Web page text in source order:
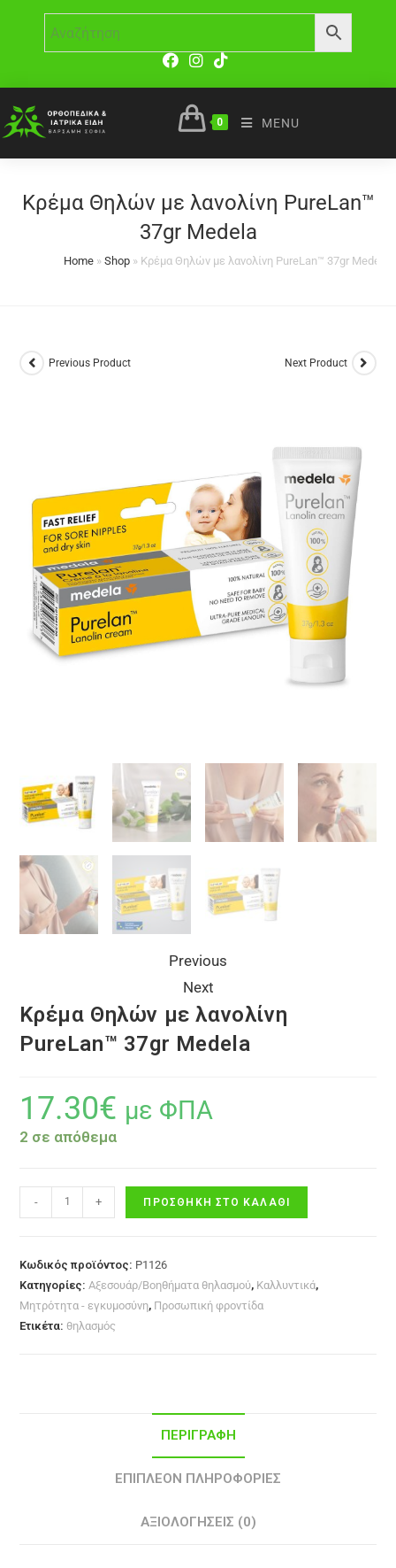
0 MENU
Κρέμα Θηλών με λανολίνη PureLan™
37gr Medela
Home »Shop » Κρέμα Θηλών με λανολίνη PureLan™ 37gr Medela
Previous Product Next Product
Previous
Next
Κρέμα Θηλών με λανολίνη
PureLan™ 37gr Medela
17.30€ με ΦΠΑ
2 σε απόθεμα
- + ΠΡΟΣΘΉΚΗ ΣΤΟ ΚΑΛΆΘΙ
Κωδικός προϊόντος: P1126
Κατηγορίες: Αξεσουάρ/Βοηθήματα θηλασμού, Καλλυντικά,
Μητρότητα - εγκυμοσύνη, Προσωπική φροντίδα
Ετικέτα: θηλασμός
ΠΕΡΙΓΡΑΦΉ
ΕΠΙΠΛΈΟΝ ΠΛΗΡΟΦΟΡΊΕΣ
ΑΞΙΟΛΟΓΉΣΕΙΣ (0)